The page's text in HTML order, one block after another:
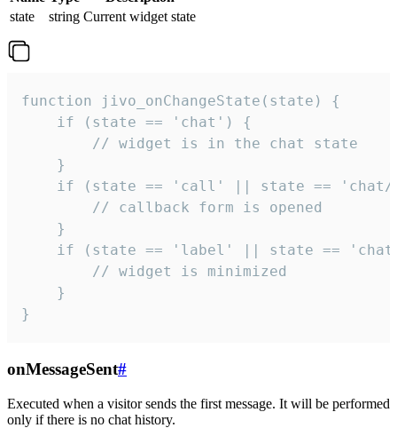
state
string Current widget state
function jivo_onChangeState(state) {
    if (state == 'chat') {
        // widget is in the chat state
    }
if (state == 'call' || state ==
        // callback form is opened
    }
if (state == 'label' || state ==
        // widget is minimized
    }
}
onMessageSent#
Executed when a visitor sends the first message. It will be performed
only if there is no chat history.